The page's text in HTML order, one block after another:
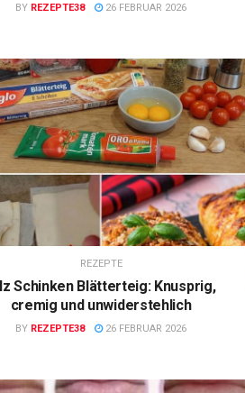
BY REZEPTE38 26 FEBRUAR 2026
REZEPTE
Schinken Blätterteig: Knusprig,
cremig und unwiderstehlich
BY REZEPTE38 26 FEBRUAR 2026